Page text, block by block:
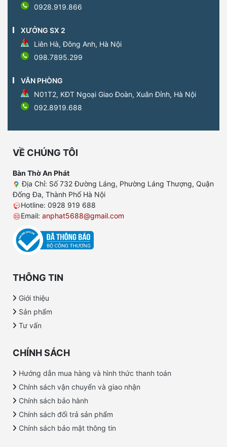
0928.919.866
XƯỞNG SX 2
Liên Hà, Đông Anh, Hà Nội
098.7895.299
VĂN PHÒNG
N01T2, KĐT Ngoại Giao Đoàn, Xuân Đỉnh, Hà Nội
092.8919.688
VỀ CHÚNG TÔI
Bàn Thờ An Phát
Địa Chỉ: Số 732 Đường Láng, Phường Láng Thượng, Quận
Đống Đa, Thành Phố Hà Nội
Hotline: 0928 919 688
Email: anphat5688@gmail.com
THÔNG TIN
Giới thiệu
Sản phẩm
Tư vấn
CHÍNH SÁCH
Hướng dẫn mua hàng và hình thức thanh toán
Chính sách vận chuyển và giao nhận
Chính sách bảo hành
Chính sách đổi trả sản phẩm
Chính sách bảo mật thông tin